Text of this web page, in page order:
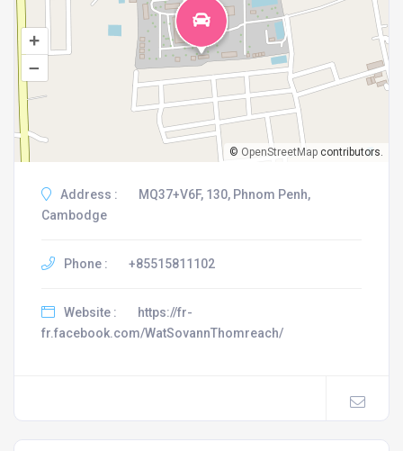
+
–
© OpenStreetMap contributors.
Address :
MQ37+V6F, 130, Phnom Penh,
Cambodge
Phone : +85515811102
Website :
https://fr-
fr.facebook.com/WatSovannThomreach/